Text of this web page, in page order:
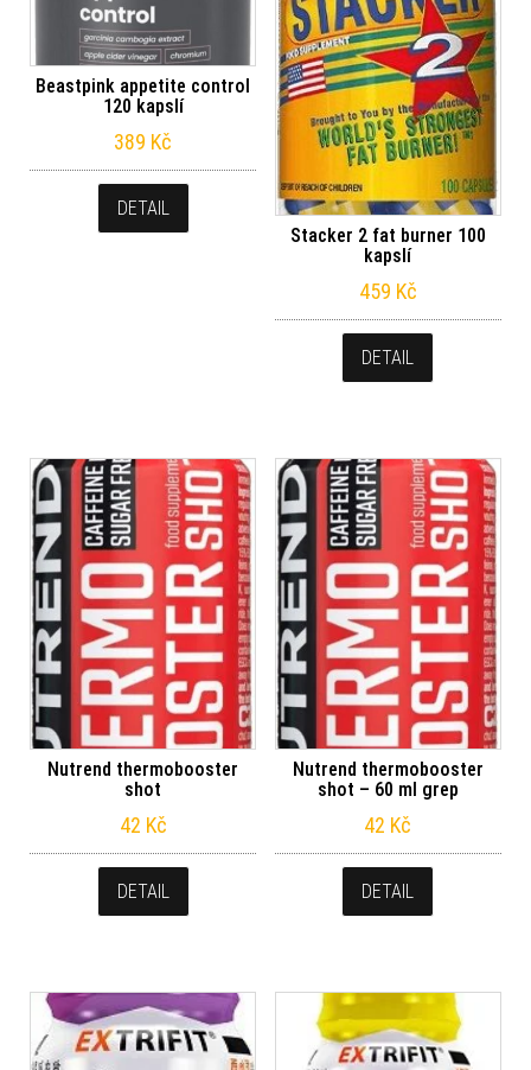
Beastpink appetite control
120 kapslí
389 Kč
DETAIL
Stacker 2 fat burner 100
kapslí
459 Kč
DETAIL
Nutrend thermobooster
shot
42 Kč
DETAIL
Nutrend thermobooster
shot – 60 ml grep
42 Kč
DETAIL